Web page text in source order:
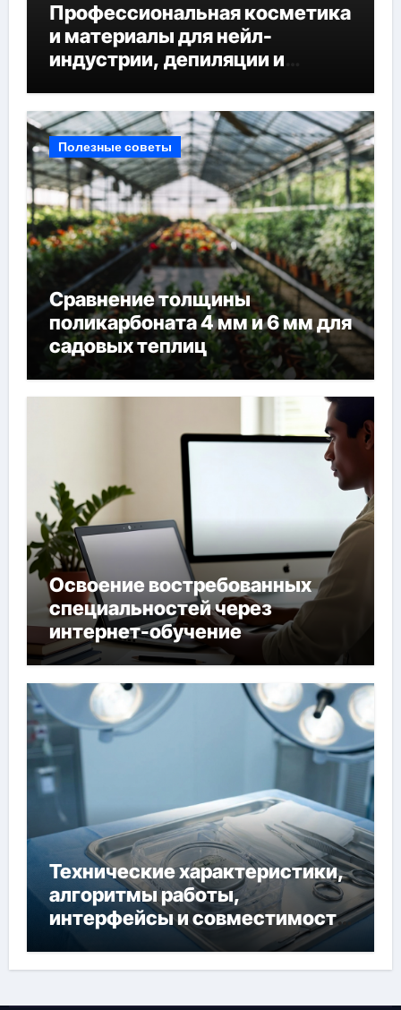
Профессиональная косметика
и материалы для нейл-
индустрии, депиляции и
Полезные советы
Сравнение толщины
поликарбоната 4 мм и 6 мм для
садовых теплиц
Освоение востребованных
специальностей через
интернет-обучение
Технические характеристики,
алгоритмы работы,
интерфейсы и совместимость
двухкамерного ЭКС Apollo DR